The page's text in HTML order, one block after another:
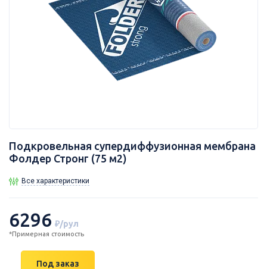
Подкровельная супердиффузионная мембрана
Фолдер Стронг (75 м2)
Все характеристики
6296 ₽/рул
*Примерная стоимость
Под заказ